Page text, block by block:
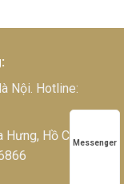
Nội. Hotline:
Hưng, Hồ ChíMessenger